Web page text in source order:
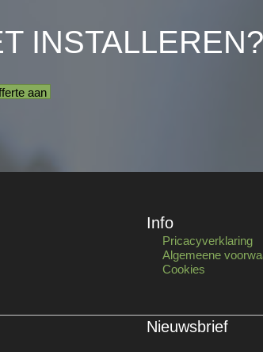
INSTALLEREN?
aan
Info
Pricacyverklaring
Algemeene
Cookies
Nieuwsbrief